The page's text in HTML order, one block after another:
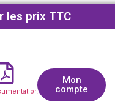
les prix TTC
Mon
compte